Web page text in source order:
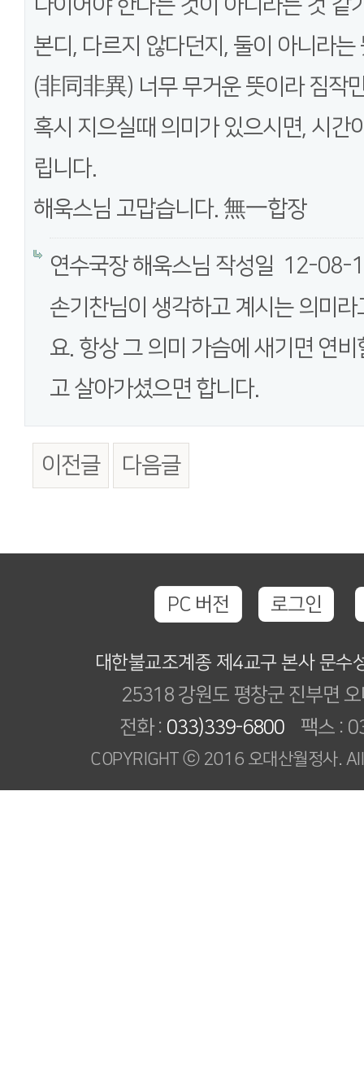
나이어야 한다는 것이 아니라는 것 같
본디, 다르지 않다던지, 둘이 아니라는
(非同非異) 너무 무거운 뜻이라 짐작
혹시 지으실때 의미가 있으시면, 시간
립니다.
해욱스님 고맙습니다. 無一합장
연수국장 해욱스님 작성일 12-08-
손기찬님이 생각하고 계시는 의미
요. 항상 그 의미 가슴에 새기면 연
고 살아가셨으면 합니다.
이전글 다음글
PC 버전 로그인
대한불교조계종 제4교구 본사 문수
25318 강원도 평창군 진부면
전화 : 033)339-6800 팩스 :
COPYRIGHT ⓒ 2016 오대산월정사.